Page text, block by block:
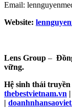
Email:
Website:
Lens Group –
vững.
Hệ sinh thái
thebestvietnam.vn |
|